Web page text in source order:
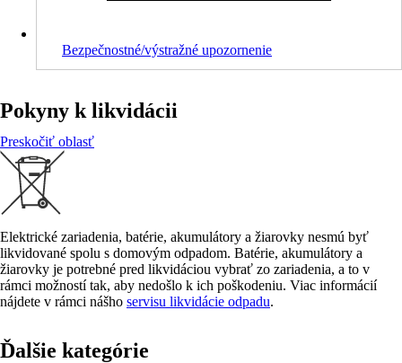
Bezpečnostné/výstražné upozornenie
Pokyny k likvidácii
Preskočiť oblasť
Elektrické zariadenia, batérie, akumulátory a žiarovky nesmú byť
likvidované spolu s domovým odpadom. Batérie, akumulátory a
žiarovky je potrebné pred likvidáciou vybrať zo zariadenia, a to v
rámci možností tak, aby nedošlo k ich poškodeniu. Viac informácií
nájdete v rámci nášho servisu likvidácie odpadu.
Ďalšie kategórie